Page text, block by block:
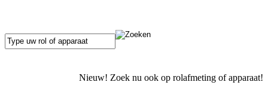
Nieuw! Zoek nu ook op rolafmeting of apparaat!